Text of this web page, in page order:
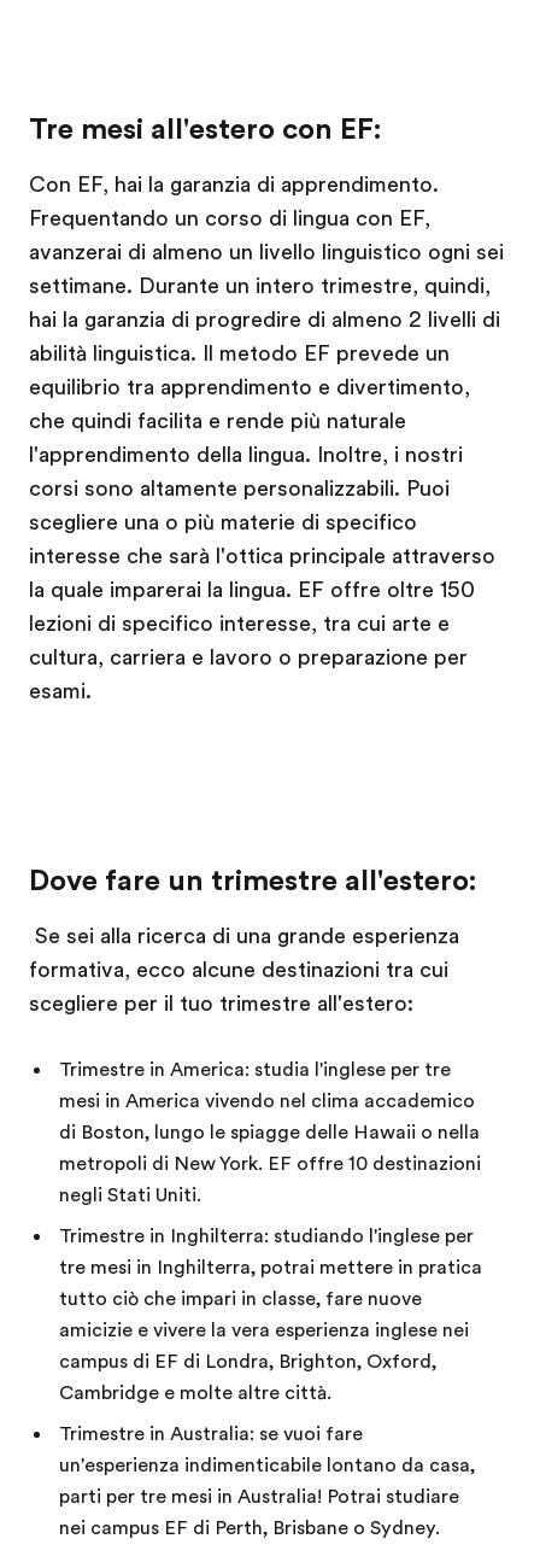
Tre mesi all'estero con EF:
Con EF, hai la garanzia di apprendimento.
Frequentando un corso di lingua con EF,
avanzerai di almeno un livello linguistico ogni sei
settimane. Durante un intero trimestre, quindi,
hai la garanzia di progredire di almeno 2 livelli di
abilità linguistica. Il metodo EF prevede un
equilibrio tra apprendimento e divertimento,
che quindi facilita e rende più naturale
l'apprendimento della lingua. Inoltre, i nostri
corsi sono altamente personalizzabili. Puoi
scegliere una o più materie di specifico
interesse che sarà l'ottica principale attraverso
la quale imparerai la lingua. EF offre oltre 150
lezioni di specifico interesse, tra cui arte e
cultura, carriera e lavoro o preparazione per
esami.
Dove fare un trimestre all'estero:
Se sei alla ricerca di una grande esperienza
formativa, ecco alcune destinazioni tra cui
scegliere per il tuo trimestre all'estero:
Trimestre in America: studia l'inglese per tre
mesi in America vivendo nel clima accademico
di Boston, lungo le spiagge delle Hawaii o nella
metropoli di New York. EF offre 10 destinazioni
negli Stati Uniti.
Trimestre in Inghilterra: studiando l'inglese per
tre mesi in Inghilterra, potrai mettere in pratica
tutto ciò che impari in classe, fare nuove
amicizie e vivere la vera esperienza inglese nei
campus di EF di Londra, Brighton, Oxford,
Cambridge e molte altre città.
Trimestre in Australia: se vuoi fare
un'esperienza indimenticabile lontano da casa,
parti per tre mesi in Australia! Potrai studiare
nei campus EF di Perth, Brisbane o Sydney.